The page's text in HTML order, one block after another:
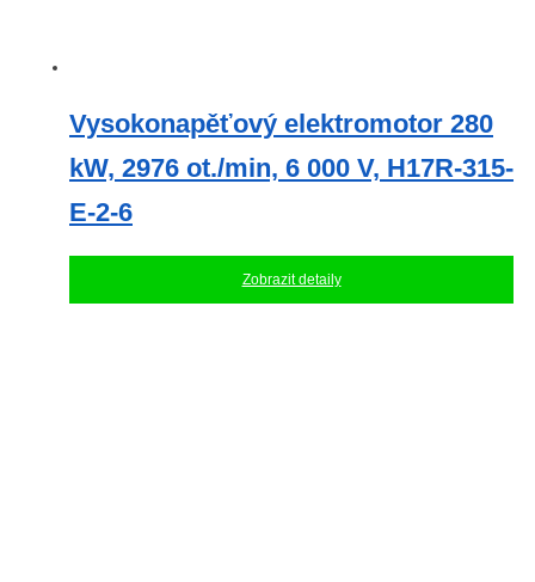
Vysokonapěťový elektromotor 280
kW, 2976 ot./min, 6 000 V, H17R-315-
E-2-6
Zobrazit detaily